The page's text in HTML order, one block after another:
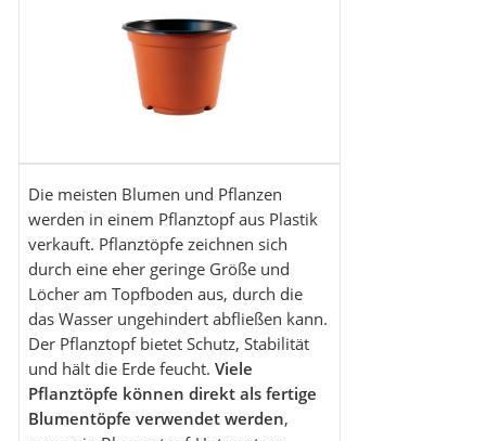
Die meisten Blumen und Pflanzen
werden in einem Pflanztopf aus Plastik
verkauft. Pflanztöpfe zeichnen sich
durch eine eher geringe Größe und
Löcher am Topfboden aus, durch die
das Wasser ungehindert abfließen kann.
Der Pflanztopf bietet Schutz, Stabilität
und hält die Erde feucht. Viele
Pflanztöpfe können direkt als fertige
Blumentöpfe verwendet werden,